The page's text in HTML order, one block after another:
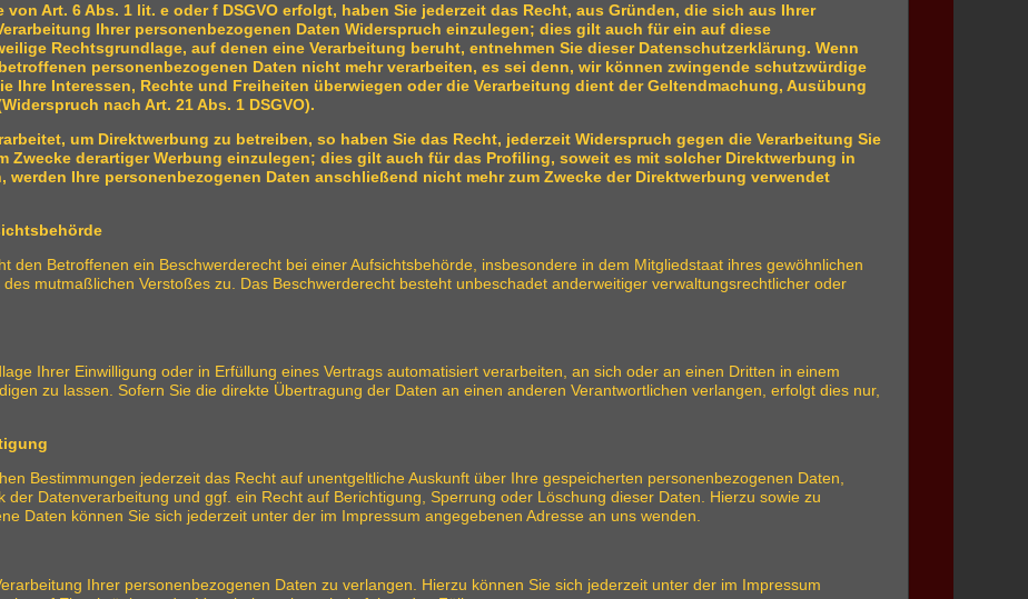
Art. 6 Abs. 1 lit. e oder f DSGVO erfolgt, haben Sie jederzeit das Recht, aus Gründen, die sich aus Ihrer
Ihrer personenbezogenen Daten Widerspruch einzulegen; dies gilt auch für ein auf diese
Rechtsgrundlage, auf denen eine Verarbeitung beruht, entnehmen Sie dieser Datenschutzerklärung. Wenn
personenbezogenen Daten nicht mehr verarbeiten, es sei denn, wir können zwingende schutzwürdige
Ihre Interessen, Rechte und Freiheiten überwiegen oder die Verarbeitung dient der Geltendmachung, Ausübung
nach Art. 21 Abs. 1 DSGVO).
um Direktwerbung zu betreiben, so haben Sie das Recht, jederzeit Widerspruch gegen die Verarbeitung Sie
Zwecke derartiger Werbung einzulegen; dies gilt auch für das Profiling, soweit es mit solcher Direktwerbung in
werden Ihre personenbezogenen Daten anschließend nicht mehr zum Zwecke der Direktwerbung verwendet
den Betroffenen ein Beschwerderecht bei einer Aufsichtsbehörde, insbesondere in dem Mitgliedstaat ihres gewöhnlichen
mutmaßlichen Verstoßes zu. Das Beschwerderecht besteht unbeschadet anderweitiger verwaltungsrechtlicher oder
Ihrer Einwilligung oder in Erfüllung eines Vertrags automatisiert verarbeiten, an sich oder an einen Dritten in einem
zu lassen. Sofern Sie die direkte Übertragung der Daten an einen anderen Verantwortlichen verlangen, erfolgt dies nur,
Bestimmungen jederzeit das Recht auf unentgeltliche Auskunft über Ihre gespeicherten personenbezogenen Daten,
Datenverarbeitung und ggf. ein Recht auf Berichtigung, Sperrung oder Löschung dieser Daten. Hierzu sowie zu
Daten können Sie sich jederzeit unter der im Impressum angegebenen Adresse an uns wenden.
Ihrer personenbezogenen Daten zu verlangen. Hierzu können Sie sich jederzeit unter der im Impressum